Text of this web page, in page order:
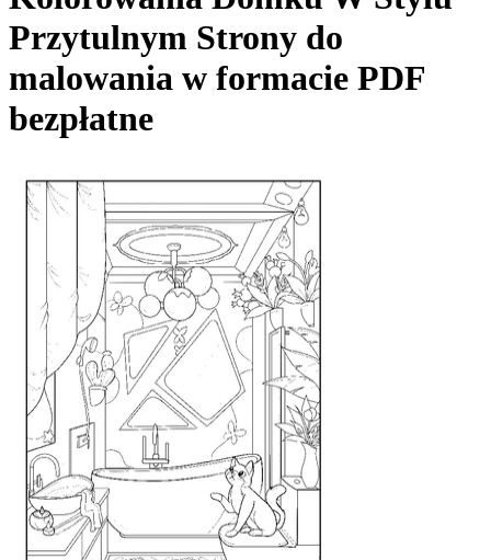
Przytulnym Strony do
malowania w formacie PDF
bezpłatne